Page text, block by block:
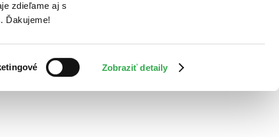
zdieľame aj s
Ďakujeme!
Zobraziť detaily